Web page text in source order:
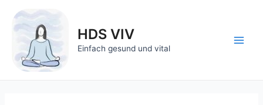
Inhalt
springen
HDS VIV
Einfach gesund und vital